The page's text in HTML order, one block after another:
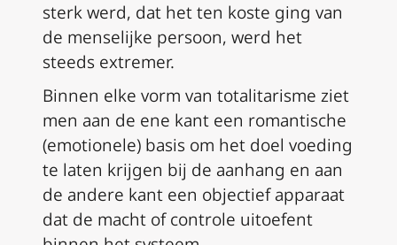
sterk werd, dat het ten koste ging van
de menselijke persoon, werd het
steeds extremer.
Binnen elke vorm van totalitarisme ziet
men aan de ene kant een romantische
(emotionele) basis om het doel voeding
te laten krijgen bij de aanhang en aan
de andere kant een objectief apparaat
dat de macht of controle uitoefent